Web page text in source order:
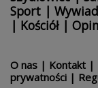
Sport|
| Kościół|
O nas| Kontakt|
prywatności|